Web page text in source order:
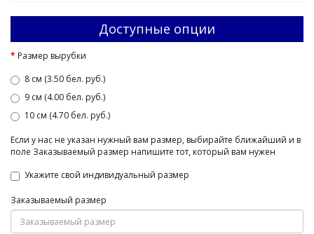
Доступные опции
Размер вырубки
8 см (3.50 бел. руб.)
9 см (4.00 бел. руб.)
10 см (4.70 бел. руб.)
Если у нас не указан нужный вам размер, выбирайте ближайший и в
поле Заказываемый размер напишите тот, который вам нужен
Укажите свой индивидуальный размер
Заказываемый размер